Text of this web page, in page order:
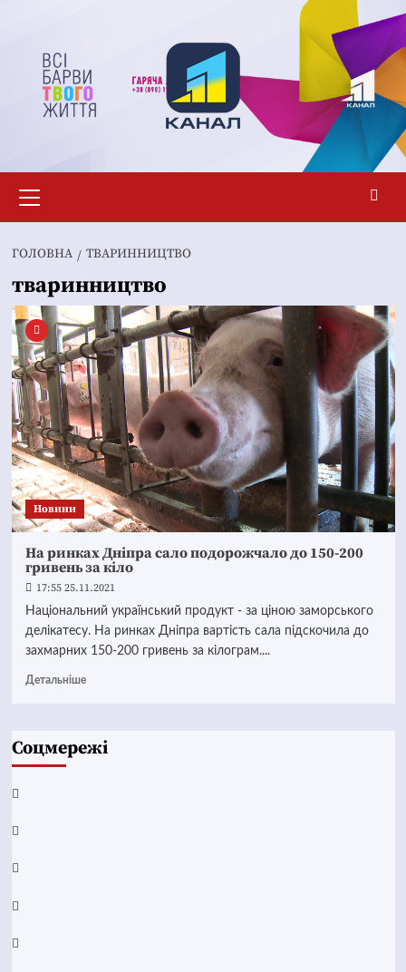
вмісту
меню
ГОЛОВНА ТВАРИННИЦТВО
тваринництво
Новини
На ринках Дніпра сало подорожчало до 150-200
гривень за кіло
17:55 25.11.2021
Національний український продукт - за ціною заморського
делікатесу. На ринках Дніпра вартість сала підскочила до
захмарних 150-200 гривень за кілограм....
Детальніше
Соцмережі
Facebook
YouTube
Telegram
Instagram
Twitter